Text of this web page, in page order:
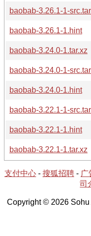
baobab-3.26.1-1-
baobab-3.26.1-1.hint
baobab-3.24.0-1.tar.xz
baobab-3.24.0-1-
baobab-3.24.0-1.hint
baobab-3.22.1-1-
baobab-3.22.1-1.hint
baobab-3.22.1-1.tar.xz
支付中心 - 搜狐招聘 - 广
司
Copyright © 2026 Sohu